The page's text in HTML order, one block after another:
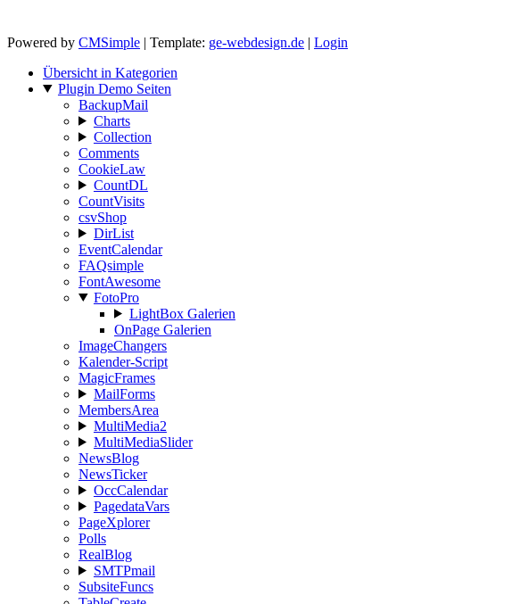
Powered by CMSimple | Template: ge-webdesign.de | Login
Übersicht in Kategorien
Plugin Demo Seiten
BackupMail
Charts
Collection
Comments
CookieLaw
CountDL
CountVisits
csvShop
DirList
EventCalendar
FAQsimple
FontAwesome
FotoPro
LightBox Galerien
OnPage Galerien
ImageChangers
Kalender-Script
MagicFrames
MailForms
MembersArea
MultiMedia2
MultiMediaSlider
NewsBlog
NewsTicker
OccCalendar
PagedataVars
PageXplorer
Polls
RealBlog
SMTPmail
SubsiteFuncs